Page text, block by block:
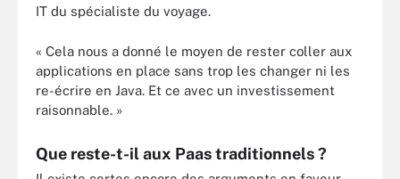
IT du spécialiste du voyage.
« Cela nous a donné le moyen de rester coller aux
applications en place sans trop les changer ni les
re-écrire en Java. Et ce avec un investissement
raisonnable. »
Que reste-t-il aux Paas traditionnels ?